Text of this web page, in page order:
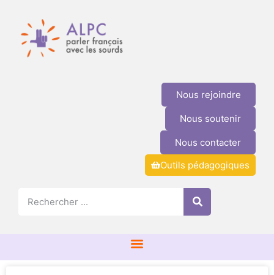
Nous rejoindre
Nous soutenir
Nous contacter
Outils pédagogiques